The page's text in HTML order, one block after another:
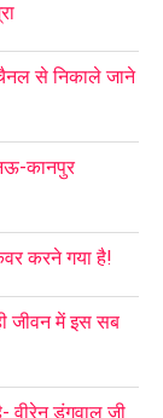
चैनल से निकाले जाने
कानपुर
करने गया है!
जीवन में इस सब
वीरेन डंगवाल जी